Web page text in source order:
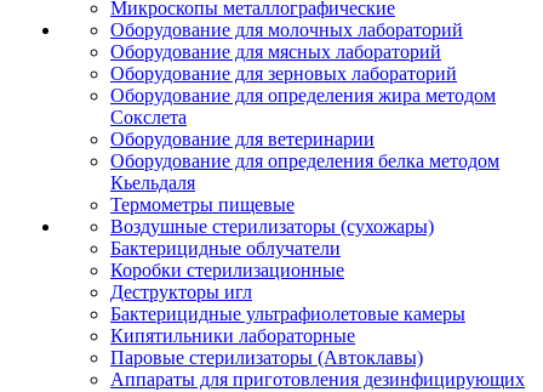
Микроскопы металлографические
Оборудование для молочных лабораторий
Оборудование для мясных лабораторий
Оборудование для зерновых лабораторий
Оборудование для определения жира методом
Сокслета
Оборудование для ветеринарии
Оборудование для определения белка методом
Кьельдаля
Термометры пищевые
Воздушные стерилизаторы (сухожары)
Бактерицидные облучатели
Коробки стерилизационные
Деструкторы игл
Бактерицидные ультрафиолетовые камеры
Кипятильники лабораторные
Паровые стерилизаторы (Автоклавы)
Аппараты для приготовления дезинфицирующих